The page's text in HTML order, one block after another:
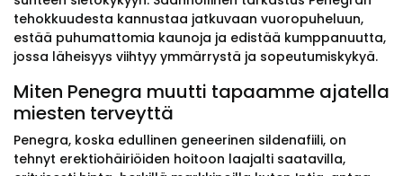
tehokkuudesta kannustaa jatkuvaan vuoropuheluun,
estää puhumattomia kaunoja ja edistää kumppanuutta,
jossa läheisyys viihtyy ymmärrystä ja sopeutumiskykyä.
Miten Penegra muutti tapaamme ajatella
miesten terveyttä
Penegra, koska edullinen geneerinen sildenafiili, on
tehnyt erektiohäiriöiden hoitoon laajalti saatavilla,